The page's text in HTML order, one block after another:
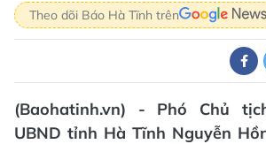
Theo dõi Báo Hà Tĩnh trên
(Baohatinh.vn) - Phó Chủ
UBND tỉnh Hà Tĩnh Nguyễn